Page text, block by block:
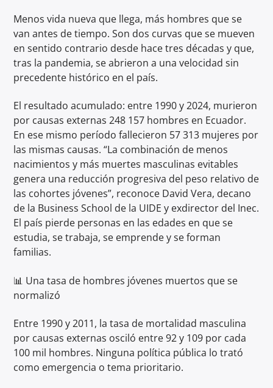
Menos vida nueva que llega, más hombres que se
van antes de tiempo. Son dos curvas que se mueven
en sentido contrario desde hace tres décadas y que,
tras la pandemia, se abrieron a una velocidad sin
precedente histórico en el país.
El resultado acumulado: entre 1990 y 2024, murieron
por causas externas 248 157 hombres en Ecuador.
En ese mismo período fallecieron 57 313 mujeres por
las mismas causas. “La combinación de menos
nacimientos y más muertes masculinas evitables
genera una reducción progresiva del peso relativo de
las cohortes jóvenes”, reconoce David Vera, decano
de la Business School de la UIDE y exdirector del Inec.
El país pierde personas en las edades en que se
estudia, se trabaja, se emprende y se forman
familias.
📊 Una tasa de hombres jóvenes muertos que se
normalizó
Entre 1990 y 2011, la tasa de mortalidad masculina
por causas externas osciló entre 92 y 109 por cada
100 mil hombres. Ninguna política pública lo trató
como emergencia o tema prioritario.